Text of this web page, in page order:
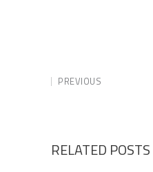
PREVIOUS
RELATED POSTS